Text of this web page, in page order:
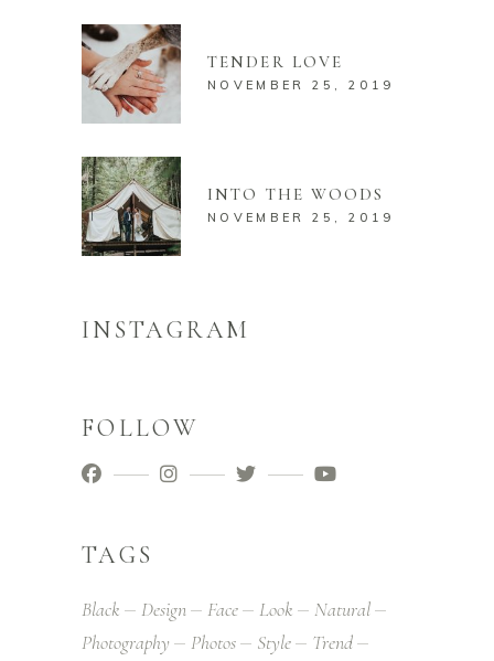
TENDER LOVE
NOVEMBER 25, 2019
INTO THE WOODS
NOVEMBER 25, 2019
INSTAGRAM
FOLLOW
TAGS
Black Design Face Look
Natural
Photography
Photos Style
Trend